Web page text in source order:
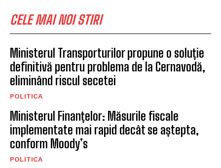
CELE MAI NOI STIRI
Ministerul Transporturilor propune o soluție
definitivă pentru problema de la Cernavodă,
eliminând riscul secetei
POLITICA
Ministerul Finanțelor: Măsurile fiscale
implementate mai rapid decât se aștepta,
conform Moody’s
POLITICA